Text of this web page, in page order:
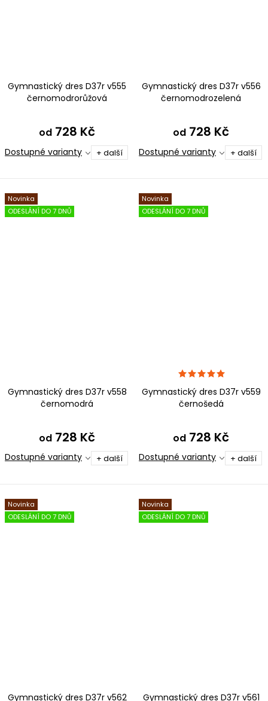
Gymnastický dres D37r v555
černomodrorůžová
od 728 Kč
Dostupné varianty + další
Gymnastický dres D37r v556
černomodrozelená
od 728 Kč
Dostupné varianty + další
Novinka
ODESLÁNÍ DO 7 DNŮ
Gymnastický dres D37r v558
černomodrá
od 728 Kč
Dostupné varianty + další
Novinka
ODESLÁNÍ DO 7 DNŮ
Gymnastický dres D37r v559
černošedá
od 728 Kč
Dostupné varianty + další
Novinka
ODESLÁNÍ DO 7 DNŮ
Gymnastický dres D37r v562
Novinka
ODESLÁNÍ DO 7 DNŮ
Gymnastický dres D37r v561